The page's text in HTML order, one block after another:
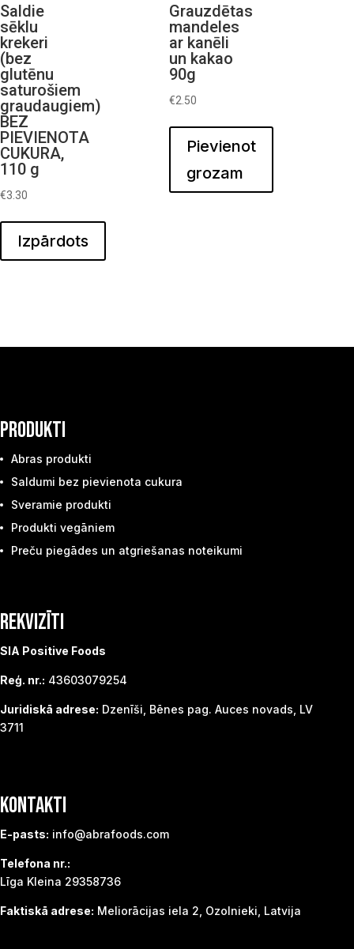
Saldie
sēklu
krekeri
(bez
glutēnu
saturošiem
graudaugiem)
BEZ
PIEVIENOTA
CUKURA,
110 g
€3.30
Izpārdots
Grauzdētas
mandeles
ar kanēli
un kakao
90g
€2.50
Pievienot
grozam
PRODUKTI
Abras produkti
Saldumi bez pievienota cukura
Sveramie produkti
Produkti vegāniem
Preču piegādes un atgriešanas noteikumi
REKVIZĪTI
SIA Positive Foods
Reģ. nr.: 43603079254
Juridiskā adrese: Dzenīši, Bēnes pag. Auces novads, LV
3711
KONTAKTI
E-pasts: info@abrafoods.com
Telefona nr.:
Līga Kleina 29358736
Faktiskā adrese: Meliorācijas iela 2, Ozolnieki, Latvija